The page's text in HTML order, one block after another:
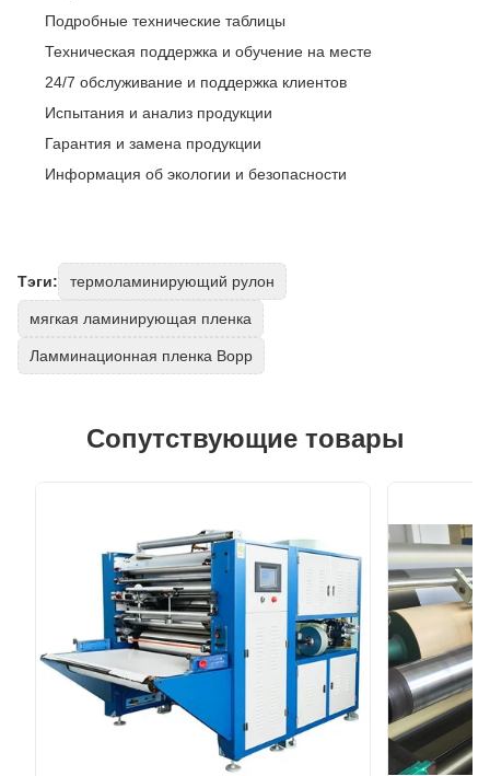
Подробные технические таблицы
Техническая поддержка и обучение на месте
24/7 обслуживание и поддержка клиентов
Испытания и анализ продукции
Гарантия и замена продукции
Информация об экологии и безопасности
Тэги: термоламинирующий рулон
мягкая ламинирующая пленка
Ламминационная пленка Bopp
Сопутствующие товары